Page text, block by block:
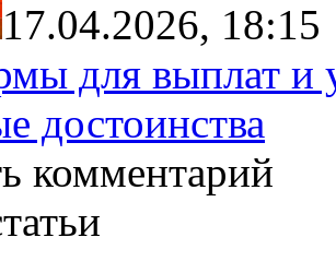
17.04.2026, 18:15
для выплат и
достоинства
комментарий